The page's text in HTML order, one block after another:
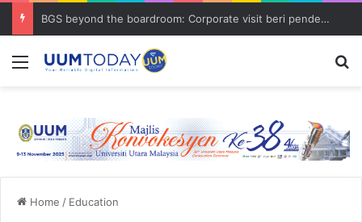
Program Mobility Inbound: Global Nexus USU x UUM 2026 perkukuh sinergi akademik dan budaya serantau
Menu
Home / Education